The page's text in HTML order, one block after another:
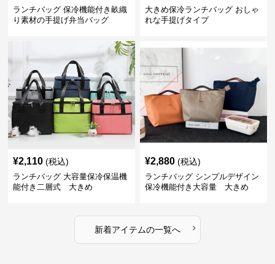
ランチバッグ 保冷機能付き畝織
り素材の手提げ弁当バッグ
大きめ保冷ランチバッグ おしゃ
れな手提げタイプ
¥2,110 (税込)
ランチバッグ 大容量保冷保温機
能付き二層式 大きめ
¥2,880 (税込)
ランチバッグ シンプルデザイン
保冷機能付き大容量 大きめ
新着アイテムの一覧へ ›